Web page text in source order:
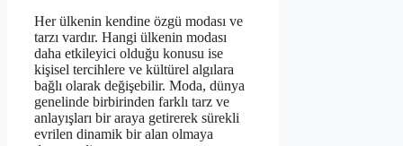
Her ülkenin kendine özgü modası ve
tarzı vardır. Hangi ülkenin modası
daha etkileyici olduğu konusu ise
kişisel tercihlere ve kültürel algılara
bağlı olarak değişebilir. Moda, dünya
genelinde birbirinden farklı tarz ve
anlayışları bir araya getirerek sürekli
evrilen dinamik bir alan olmaya